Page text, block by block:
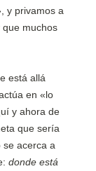
y privamos a
que muchos
está allá
en «lo
y ahora de
que sería
se acerca a
donde está